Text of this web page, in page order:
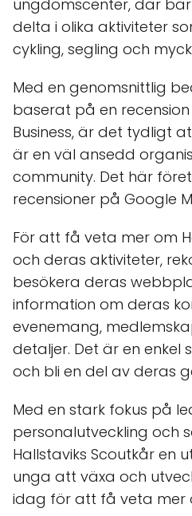
ungdomscenter, där
delta i olika aktiviteter
cykling, segling och
Med en genomsnittlig
baserat på en
Business, är det tydligt
är en väl ansedd
community. Det här
recensioner på Google
För att få veta mer om
och deras aktiviteter,
besökera deras
information om deras
evenemang,
detaljer. Det är en
och bli en del av deras
Med en stark fokus på
personalutveckling och
Hallstaviks Scoutkår en
unga att växa och
idag för att få veta mer